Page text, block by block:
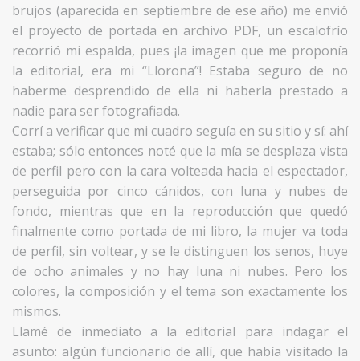
brujos (aparecida en septiembre de ese año) me envió
el proyecto de portada en archivo PDF, un escalofrío
recorrió mi espalda, pues ¡la imagen que me proponía
la editorial, era mi “Llorona”! Estaba seguro de no
haberme desprendido de ella ni haberla prestado a
nadie para ser fotografiada.
Corrí a verificar que mi cuadro seguía en su sitio y sí: ahí
estaba; sólo entonces noté que la mía se desplaza vista
de perfil pero con la cara volteada hacia el espectador,
perseguida por cinco cánidos, con luna y nubes de
fondo, mientras que en la reproducción que quedó
finalmente como portada de mi libro, la mujer va toda
de perfil, sin voltear, y se le distinguen los senos, huye
de ocho animales y no hay luna ni nubes. Pero los
colores, la composición y el tema son exactamente los
mismos.
Llamé de inmediato a la editorial para indagar el
asunto: algún funcionario de allí, que había visitado la